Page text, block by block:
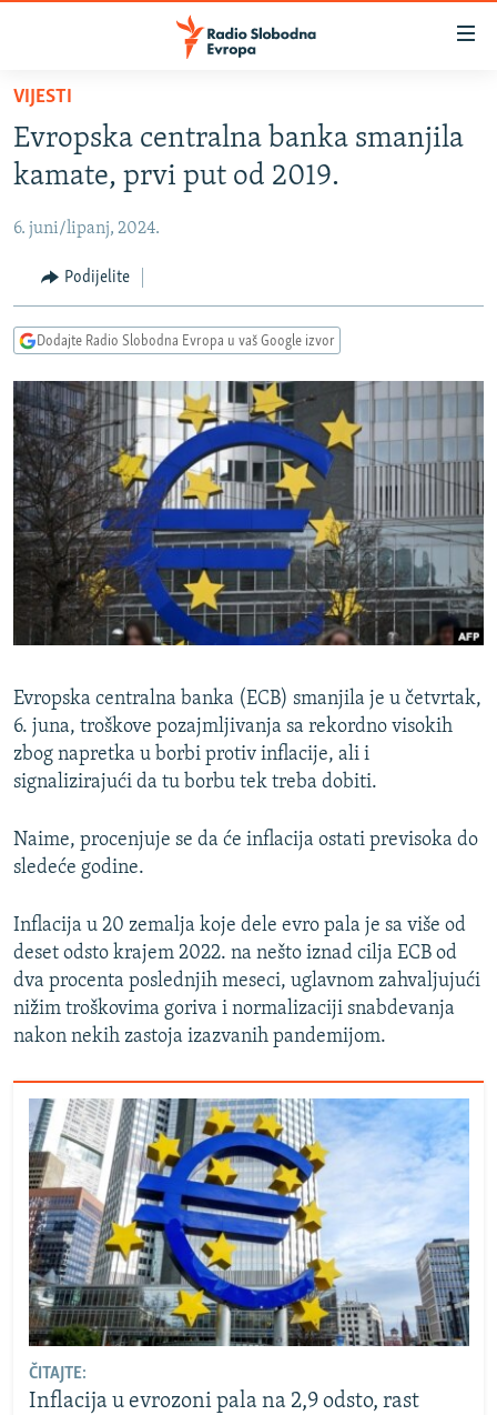
Pređite
glavni
sadržaj
na
navigaciju
Pređite
na
BOSNA I HERCEGOVINA
KOSOVO
CRNA GORA
VIDEO
FOTOGALERIJE
INFOGRAFIKE
PODCASTI
RAT U UKRAJINI
KINA NA BALKANU
RSE PRIČE IZ SVIJETA
ISPRIČAJ MI
DNEVNO@RSE
SPECIJALI RSE
VIŠE OD NASLOVA
POPLAVE I KLIZIŠTA U BIH 2024.
TV LIBERTY
POST SCRIPTUM
MOJA EVROPA
TRI DECENIJE OD RATA U BIH
SVE KARTE DEJTONA
NASTANAK I RASPAD JUGOSLAVIJE
Sve RFE/RL stranice
VIJESTI
Evropska centralna banka smanjila
kamate, prvi put od 2019.
6. juni/lipanj, 2024.
Podijelite
Dodajte Radio Slobodna Evropa u vaš Google izvor
Evropska centralna banka (ECB) smanjila je u četvrtak,
6. juna, troškove pozajmljivanja sa rekordno visokih
zbog napretka u borbi protiv inflacije, ali i
signalizirajući da tu borbu tek treba dobiti.
Naime, procenjuje se da će inflacija ostati previsoka do
sledeće godine.
Inflacija u 20 zemalja koje dele evro pala je sa više od
deset odsto krajem 2022. na nešto iznad cilja ECB od
dva procenta poslednjih meseci, uglavnom zahvaljujući
nižim troškovima goriva i normalizaciji snabdevanja
nakon nekih zastoja izazvanih pandemijom.
ČITAJTE:
Inflacija u evrozoni pala na 2,9 odsto, rast